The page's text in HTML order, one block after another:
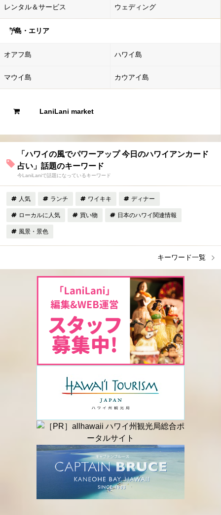
レンタル＆サービス ウェディング
島・エリア
オアフ島 ハワイ島
マウイ島 カウアイ島
LaniLani market
「ハワイの風でパワーアップ 今日のハワイアンカード
占い」話題のキーワード
今LaniLaniで話題になっているキーワード
人気 ランチ ワイキキ ディナー
ローカルに人気 買い物 日本のハワイ関連情報
風景・景色
キーワード一覧